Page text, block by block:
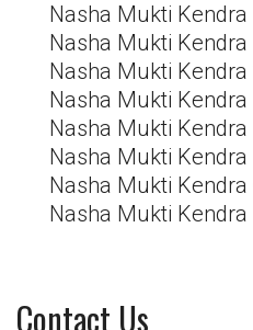
Nasha Mukti Kendra
Nasha Mukti Kendra
Nasha Mukti
Nasha Mukti
Nasha Mukti
Nasha Mukti
Nasha Mukti Kendra
Nasha Mukti Kendra
Contact Us